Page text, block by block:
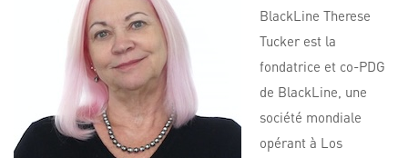
BlackLine Therese
Tucker est la
fondatrice et co-PDG
de BlackLine, une
société mondiale
opérant à Los